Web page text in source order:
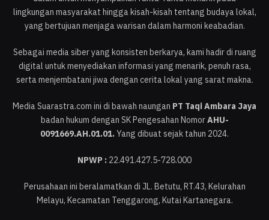
lingkungan masyarakat hingga kisah-kisah tentang budaya lokal,
yang bertujuan menjaga warisan dalam harmoni keabadian.
Sebagai media siber yang konsisten berkarya, kami hadir di ruang
digital untuk menyediakan informasi yang menarik, penuh rasa,
serta menjembatani jiwa dengan cerita lokal yang sarat makna.
Media Suarastra.com ini di bawah naungan PT Taqi Ambara Jaya
badan hukum dengan SK Pengesahan NomorAHU-
0091669.AH.01.01.Yang dibuat sejak tahun 2024.
NPWP : 22.491.427.5-728.000
Perusahaan ini beralamatkan di JL. Betutu, RT.43, Kelurahan
Melayu, Kecamatan Tenggarong, Kutai Kartanegara.